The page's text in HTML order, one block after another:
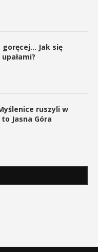
goręcej… Jak się
ruszyli w
Jasna Góra